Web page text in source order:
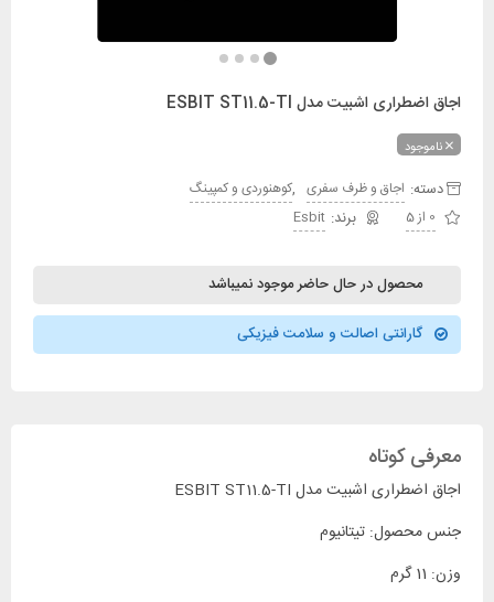
اجاق اضطراری اشبیت مدل ESBIT ST11.5-TI
ناموجود
دسته: اجاق و ظرف سفری
کوهنوردی و کمپینگ
0 از 5
Esbit
محصول در حال حاضر موجود نمیباشد
گارانتی اصالت و سلامت فیزیکی
معرفی کوتاه
اجاق اضطراری اشبیت مدل ESBIT ST11.5-TI
جنس محصول: تیتانیوم
وزن: 11 گرم